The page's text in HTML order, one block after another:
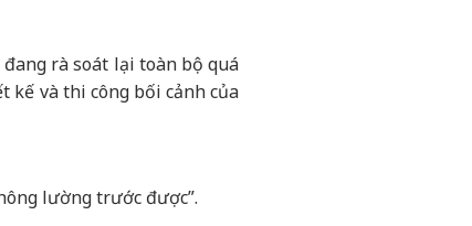
rà soát lại toàn bộ quá
kế và thi công bối cảnh của
lường trước được”.